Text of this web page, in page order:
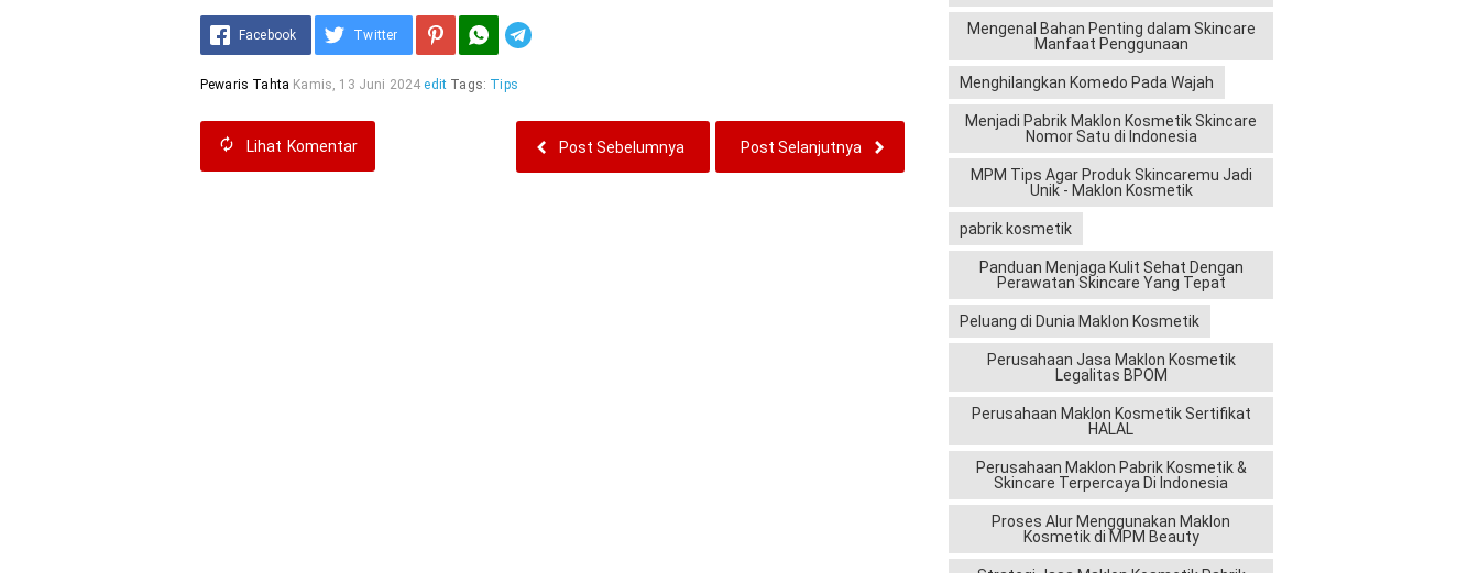
Facebook Twitter
Pewaris Tahta Kamis, 13 Juni 2024 edit Tags: Tips
Lihat Komentar Post Selanjutnya
Post Sebelumnya
Mengenal Bahan Penting dalam Skincare
Manfaat Penggunaan
Menghilangkan Komedo Pada Wajah
Menjadi Pabrik Maklon Kosmetik Skincare
Nomor Satu di Indonesia
MPM Tips Agar Produk Skincaremu Jadi
Unik - Maklon Kosmetik
pabrik kosmetik
Panduan Menjaga Kulit Sehat Dengan
Perawatan Skincare Yang Tepat
Peluang di Dunia Maklon Kosmetik
Perusahaan Jasa Maklon Kosmetik
Legalitas BPOM
Perusahaan Maklon Kosmetik Sertifikat
HALAL
Perusahaan Maklon Pabrik Kosmetik &
Skincare Terpercaya Di Indonesia
Proses Alur Menggunakan Maklon
Kosmetik di MPM Beauty